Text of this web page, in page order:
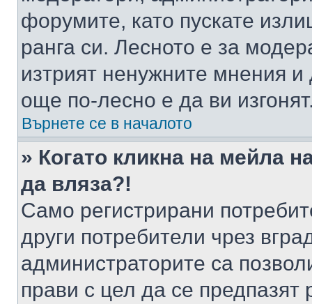
форумите, като пускате
ранга си. Лесното е за
изтрият ненужните мнения
още по-лесно е да ви
Върнете се в началото
» Когато кликна на мейла
да вляза?!
Само регистрирани
други потребители чрез
администраторите са
прави с цел да се предпазят